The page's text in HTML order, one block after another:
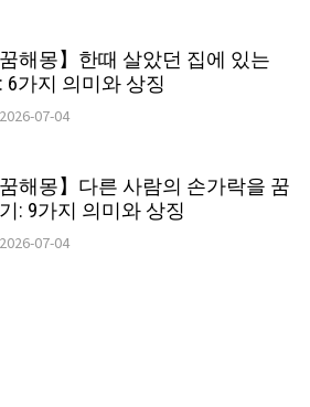
꿈해몽】한때 살았던 집에 있는
6가지 의미와 상징
2026-07-04
꿈해몽】다른 사람의 손가락을 꿈
: 9가지 의미와 상징
2026-07-04